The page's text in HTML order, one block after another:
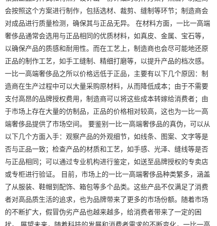
会按照这个方案进行制作，包括选材、裁剪、缝制等环节；制造商会
对成品进行质量检测，确保其与正品无异。 在材料方面，一比一高端
奢侈品通常会选用与正品相同的优质材料，如真皮、金属、宝石等，
以确保产品的质感和耐用性。而在工艺上，制造商也会尽可能地还原
正品的制作工艺，如手工缝制、精细打磨等，以提升产品的档次感。
一比一高端奢侈品之所以价格远低于正品，主要有以下几个原因：制
造商在生产过程中可以大量采购原材料，从而降低成本；由于不需要
支付高昂的品牌授权费用，制造商可以将这些成本转嫁给消费者；由
于市场上存在大量的仿制品，正品的价格相对较高，这也为一比一高
端奢侈品提供了市场空间。 要鉴别一比一高端奢侈品的真伪，可以从
以下几个方面入手：观察产品的外观细节，如线条、图案、文字等是
否与正品一致；检查产品的材质和工艺，如手感、光泽、缝线等是否
与正品相同；可以通过专业机构进行鉴定，如送至品牌授权的专卖店
或专柜进行验证。 目前，市场上的一比一高端奢侈品种类繁多，涵盖
了从服装、鞋帽到配饰、箱包等多个品类。这些产品不仅满足了消费
者对高品质生活的追求，也为品牌带来了更多的市场份额。随着市场
的不断扩大，假冒伪劣产品也越来越多，给消费者带来了一定的困